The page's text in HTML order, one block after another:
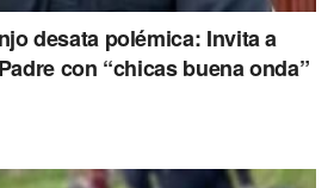
desata polémica: Invita a
con “chicas buena onda”